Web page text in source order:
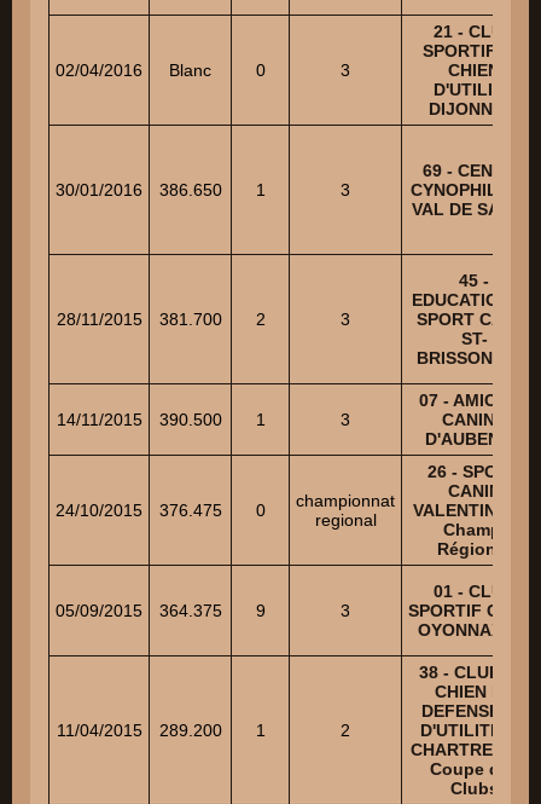
02/04/2016 Blanc 0 3
21 - CLUB
SPORTIF DU
CHIEN
D'UTILITE
DIJONNAIS
30/01/2016 386.650 1 3
69 - CENTRE
CYNOPHILE DU
VAL DE SAONE
28/11/2015 381.700 2 3
45 -
EDUCATION ET
SPORT CANIN
ST-
BRISSONNAIS
14/11/2015 390.500 1 3
07 - AMICALE
CANINE
D'AUBENAS
24/10/2015 376.475 0
championnat
regional
26 - SPORT
CANIN
VALENTINOIS -
Champ.
Régional
05/09/2015 364.375 9 3
01 - CLUB
SPORTIF CANIN
OYONNAXIEN
11/04/2015 289.200 1 2
38 - CLUB DU
CHIEN DE
DEFENSE ET
D'UTILITE DE
CHARTREUSE -
Coupe des
Clubs